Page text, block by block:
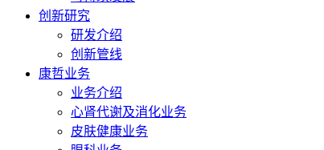
创新研究
研发介绍
创新管线
康哲业务
业务介绍
心肾代谢及消化业务
皮肤健康业务